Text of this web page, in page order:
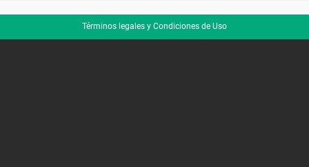
Términos legales y Condiciones de Uso